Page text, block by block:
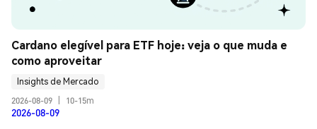
Cardano elegível para ETF hoje: veja o que muda e
como aproveitar
Insights de Mercado
2026-08-09
10-15m
2026-08-09